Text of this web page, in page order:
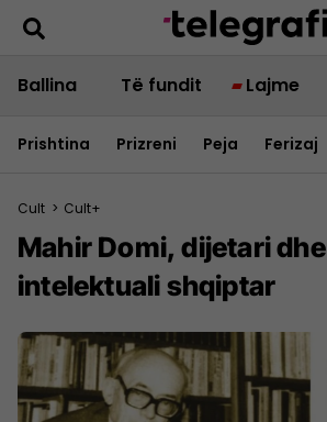
Ballina Të fundit Lajme
Prishtina Prizreni Peja Ferizaj
Cult > Cult+
Mahir Domi, dijetari dhe
intelektuali shqiptar